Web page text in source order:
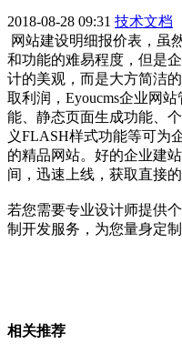
2018-08-28 09:31 技术文档
网站建设明细报价表，虽
和功能的难易程度，但是
计的美观，而是大方简洁
取利润，Eyoucms企业网
能、静态页面生成功能、
义FLASH样式功能等可为
的精品网站。好的企业建
间，迅速上线，获取直接的
若您需要专业设计师提供
制开发服务，为您量身定制
相关推荐